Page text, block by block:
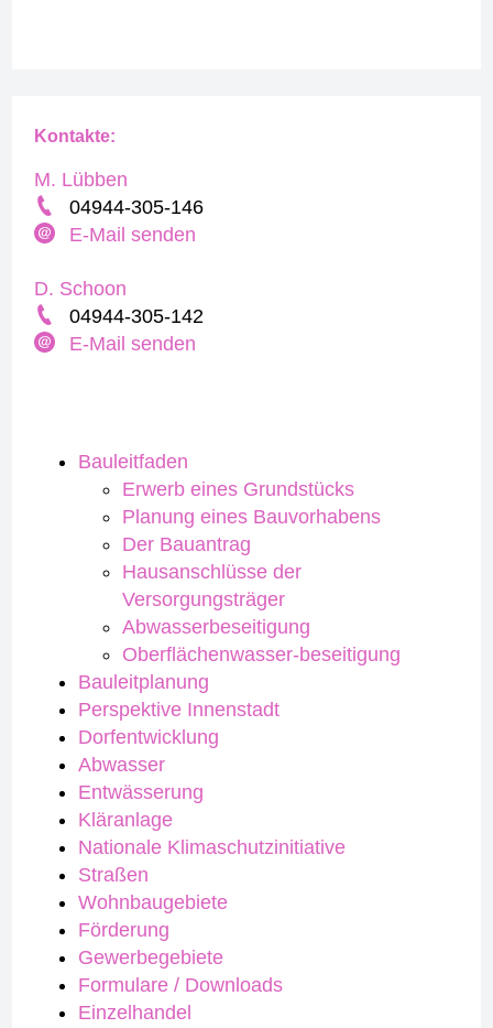
Bauleitfaden
Erwerb eines Grundstücks
Planung eines Bauvorhabens
Der Bauantrag
Hausanschlüsse der
Versorgungsträger
Abwasserbeseitigung
Oberflächenwasser-beseitigung
Bauleitplanung
Perspektive Innenstadt
Dorfentwicklung
Abwasser
Entwässerung
Kläranlage
Nationale Klimaschutzinitiative
Straßen
Wohnbaugebiete
Förderung
Gewerbegebiete
Formulare / Downloads
Einzelhandel
Kontakte:
M. Lübben
04944-305-146
E-Mail senden
D. Schoon
04944-305-142
E-Mail senden